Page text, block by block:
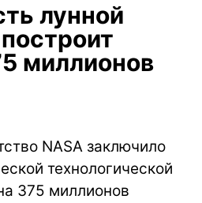
лунной
миллионов
NASA заключило
технологической
375 миллионов